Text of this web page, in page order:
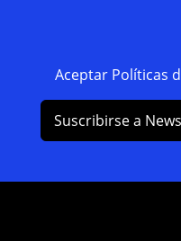
Aceptar Políticas
Suscribirse a